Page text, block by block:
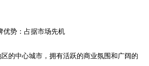
优势：占据市场先机
的中心城市，拥有活跃的商业氛围和广阔的